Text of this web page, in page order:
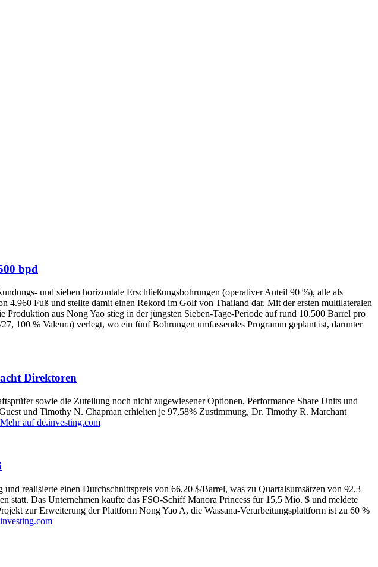
bpd
und sieben horizontale Erschließungsbohrungen (operativer Anteil 90 %), alle als
Fuß und stellte damit einen Rekord im Golf von Thailand dar. Mit der ersten multilateralen
aus Nong Yao stieg in der jüngsten Sieben-Tage-Periode auf rund 10.500 Barrel pro
100 % Valeura) verlegt, wo ein fünf Bohrungen umfassendes Programm geplant ist, darunter
Direktoren
sowie die Zuteilung noch nicht zugewiesener Optionen, Performance Share Units und
und Timothy N. Chapman erhielten je 97,58% Zustimmung, Dr. Timothy R. Marchant
auf de.investing.com
realisierte einen Durchschnittspreis von 66,20 $/Barrel, was zu Quartalsumsätzen von 92,3
Das Unternehmen kaufte das FSO‑Schiff Manora Princess für 15,5 Mio. $ und meldete
zur Erweiterung der Plattform Nong Yao A, die Wassana‑Verarbeitungsplattform ist zu 60 %